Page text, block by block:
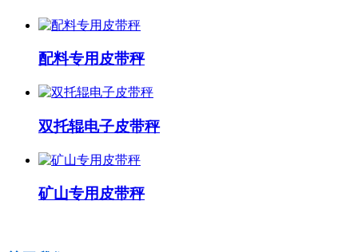
配料专用皮带秤
双托辊电子皮带秤
矿山专用皮带秤